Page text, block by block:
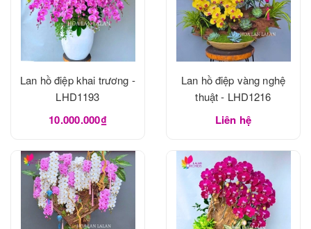
Lan hồ điệp khai trương -
LHD1193
10.000.000₫
Lan hồ điệp vàng nghệ
thuật - LHD1216
Liên hệ